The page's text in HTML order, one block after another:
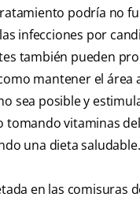
podría no
infecciones por
también pueden
mantener el área
sea posible y
tomando vitaminas del
una dieta saludable.
en las comisuras